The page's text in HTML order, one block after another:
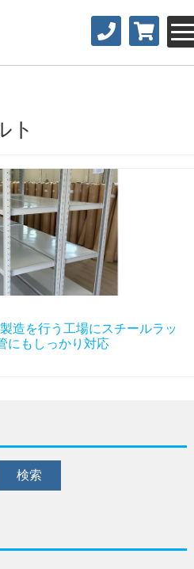
ト
造を行う工場にスチールラッ
にもしっかり対応